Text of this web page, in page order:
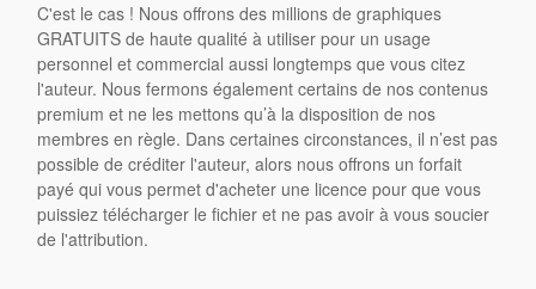
C'est le cas ! Nous offrons des millions de graphiques
GRATUITS de haute qualité à utiliser pour un usage
personnel et commercial aussi longtemps que vous citez
l'auteur. Nous fermons également certains de nos contenus
premium et ne les mettons qu’à la disposition de nos
membres en règle. Dans certaines circonstances, il n’est pas
possible de créditer l'auteur, alors nous offrons un forfait
payé qui vous permet d'acheter une licence pour que vous
puissiez télécharger le fichier et ne pas avoir à vous soucier
de l'attribution.